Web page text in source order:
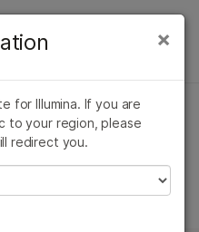
品
临床肿瘤学
生殖健康
遗传病和罕见病
×
for Illumina. If you are
to your region, please
redirect you.